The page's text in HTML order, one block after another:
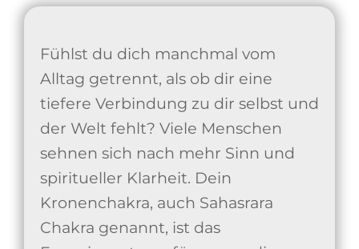
Fühlst du dich manchmal vom
Alltag getrennt, als ob dir eine
tiefere Verbindung zu dir selbst und
der Welt fehlt? Viele Menschen
sehnen sich nach mehr Sinn und
spiritueller Klarheit. Dein
Kronenchakra, auch Sahasrara
Chakra genannt, ist das